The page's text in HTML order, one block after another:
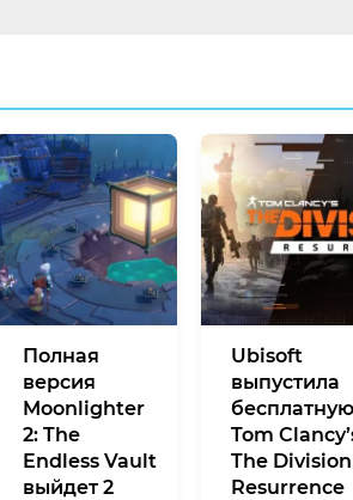
Полная
версия
Moonlighter
2: The
Endless Vault
выйдет 2
Ubisoft
выпустила
бесплатную
Tom
The Division
Resurrence